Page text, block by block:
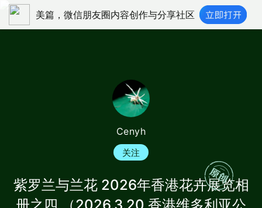
美篇，微信朋友圈内容创作与分享社区
Cenyh
关注
紫罗兰与兰花 2026年香港花卉展览相